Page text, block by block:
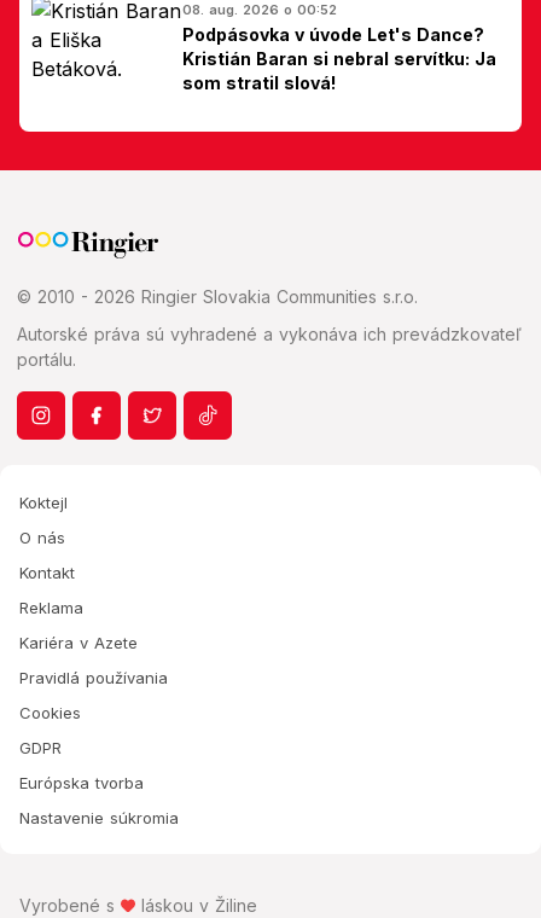
08. aug. 2026 o 00:52
Podpásovka v úvode Let's Dance?
Kristián Baran si nebral servítku: Ja
som stratil slová!
© 2010 - 2026 Ringier Slovakia Communities s.r.o.
Autorské práva sú vyhradené a vykonáva ich prevádzkovateľ
portálu.
Koktejl
O nás
Kontakt
Reklama
Kariéra v Azete
Pravidlá používania
Cookies
GDPR
Európska tvorba
Nastavenie súkromia
Vyrobené s láskou v Žiline